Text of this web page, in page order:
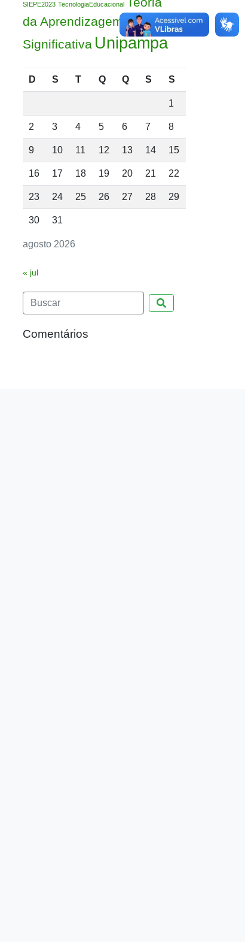
SIEPE2023 TecnologiaEducacional
da Aprendizagem
Significativa Unipampa
agosto 2026
D S T Q Q S S
1
2 3 4 5 6 7 8
9 10 11 12 13 14 15
16 17 18 19 20 21 22
23 24 25 26 27 28 29
30 31
« jul
Comentários